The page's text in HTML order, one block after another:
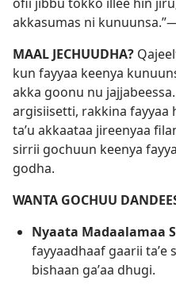
ofii jibbu tokko illee hin
akkasumas ni
MAAL JECHUUDHA?
kun fayyaa keenya
akka goonu nu
argisiisetti, rakkina fayyaa
taʼu akkaataa jireenyaa
sirrii gochuun keenya
godha.
WANTA GOCHUU
Nyaata Madaalamaa
fayyaadhaaf gaarii taʼe
bishaan gaʼaa dhugi.